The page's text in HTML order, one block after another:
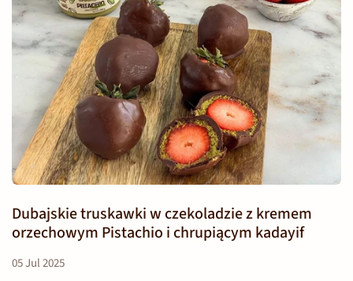
Dubajskie truskawki w czekoladzie z kremem
orzechowym Pistachio i chrupiącym kadayif
05 Jul 2025